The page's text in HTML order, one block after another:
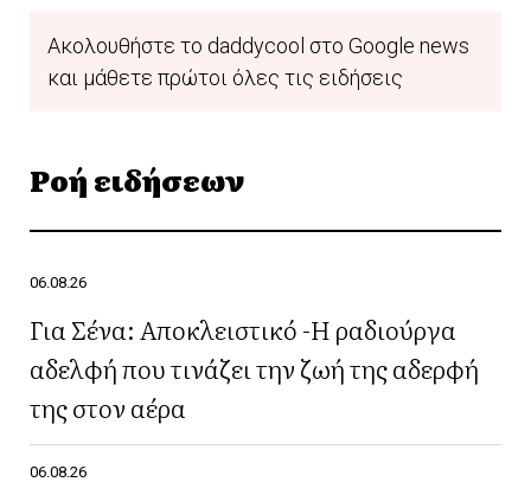
Ακολουθήστε το daddycool στο Google news
και μάθετε πρώτοι όλες τις ειδήσεις
Ροή ειδήσεων
06.08.26
Για Σένα: Αποκλειστικό -Η ραδιούργα
αδελφή που τινάζει την ζωή της αδερφή
της στον αέρα
06.08.26